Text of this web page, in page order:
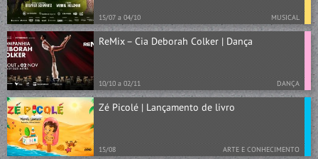
VISITE
CONTATO
15/07 a 04/10 MUSICAL
ReMix – Cia Deborah Colker | Dança
10/10 a 02/11 DANÇA
Zé Picolé | Lançamento de livro
15/08 ARTE E CONHECIMENTO